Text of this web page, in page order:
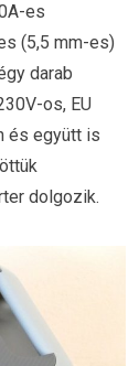
es
(5,5 mm-es)
darab
os, EU
és együtt is
dolgozik.